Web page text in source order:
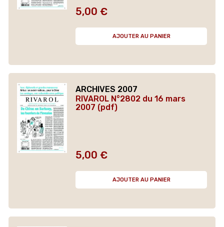
Prix
5,00 €
AJOUTER AU PANIER
ARCHIVES 2007
RIVAROL N°2802 du 16 mars
2007 (pdf)
Prix
5,00 €
AJOUTER AU PANIER